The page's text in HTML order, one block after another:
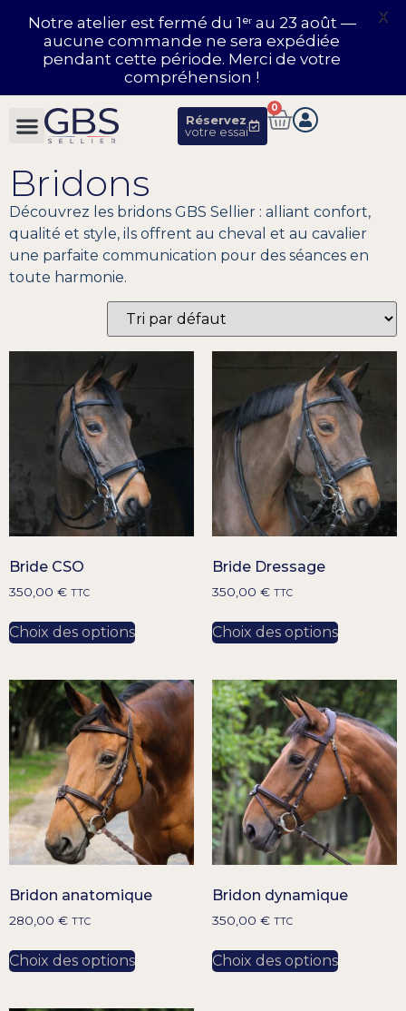
Réservez
votre essai
0
Bridons
Découvrez les bridons GBS Sellier : alliant confort,
qualité et style, ils offrent au cheval et au cavalier
une parfaite communication pour des séances en
toute harmonie.
Bride CSO
350,00 € TTC
Choix des options
Bride Dressage
350,00 € TTC
Choix des options
Bridon anatomique
280,00 € TTC
Choix des options
Bridon dynamique
350,00 € TTC
Choix des options
Notre atelier est fermé du 1ᵉʳ au 23 août —
aucune commande ne sera expédiée
pendant cette période. Merci de votre
compréhension !
X